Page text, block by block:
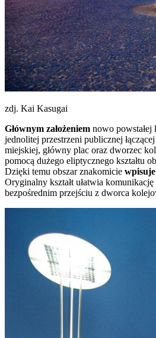
zdj. Kai Kasugai
Głównym założeniem nowo
jednolitej przestrzeni publicznej
miejskiej, główny plac oraz dworzec
pomocą dużego eliptycznego kształtu
Dzięki temu obszar znakomicie
Oryginalny kształt ułatwia
bezpośrednim przejściu z dworca